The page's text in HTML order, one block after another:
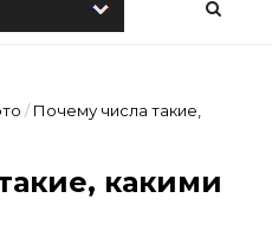
/ Почему числа такие,
какими